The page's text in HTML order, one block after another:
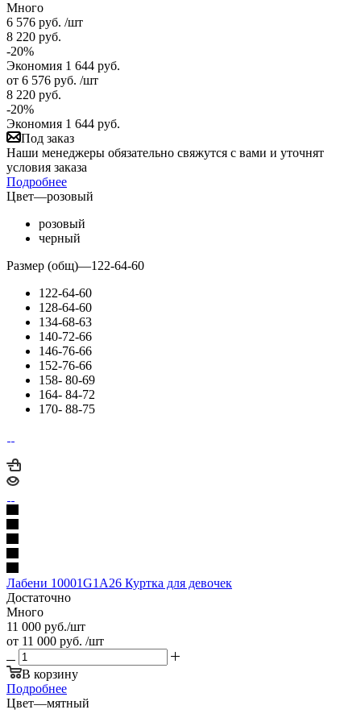
Много
6 576 руб. /шт
8 220 руб.
-20%
Экономия 1 644 руб.
от 6 576 руб. /шт
8 220 руб.
-20%
Экономия 1 644 руб.
Под заказ
Наши менеджеры обязательно свяжутся с вами и уточнят
условия заказа
Подробнее
Цвет—розовый
розовый
черный
Размер (общ)—122-64-60
122-64-60
128-64-60
134-68-63
140-72-66
146-76-66
152-76-66
158- 80-69
164- 84-72
170- 88-75
Лабени 10001G1A26 Куртка для девочек
Достаточно
Много
11 000 руб./шт
от 11 000 руб. /шт
В корзину
Подробнее
Цвет—мятный